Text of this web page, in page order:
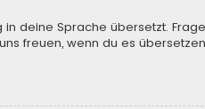
deine Sprache übersetzt.
freuen, wenn du es